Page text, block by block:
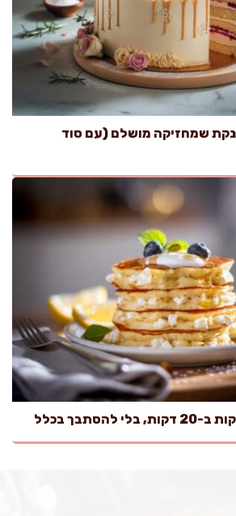
שמחזיקה מושלם (עם סוד
בכלל